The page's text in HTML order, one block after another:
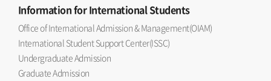
Informationfor International Students
Office of International Admission & Management(OIAM)
International Student Support Center(ISSC)
Undergraduate Admission
Graduate Admission